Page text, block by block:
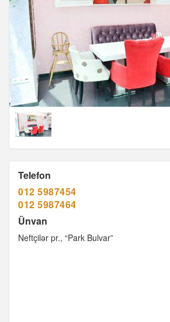
Telefon
012 5987454
012 5987464
Ünvan
Neftçilər pr., “Park Bulvar”